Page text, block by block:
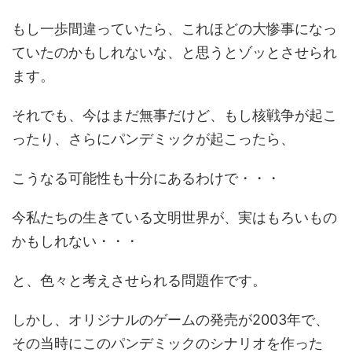
もし一歩間違っていたら、これほどの大惨事になっ
ていたのかもしれないな、と思うとゾッとさせられ
ます。
それでも、今はまだ無事だけど、もし核戦争が起こ
ったり、さらにパンデミックが起こったら、
こうなる可能性も十分にあるわけで・・・
今私たちの生きている文明世界が、実はもろいもの
かもしれない・・・
と、色々と考えさせられる問題作です。
しかし、オリジナルのゲームの発売が2003年で、
その当時にこのパンデミックのシナリオを作った